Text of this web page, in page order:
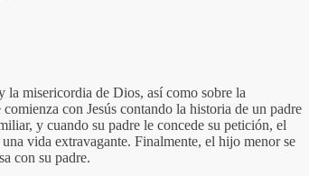
la misericordia de Dios, así como sobre la
con Jesús contando la historia de un padre
y cuando su padre le concede su petición, el
vida extravagante. Finalmente, el hijo menor se
con su padre.